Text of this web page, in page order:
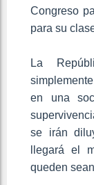
Congreso
para su
La
en una
se irán
llegará el
queden